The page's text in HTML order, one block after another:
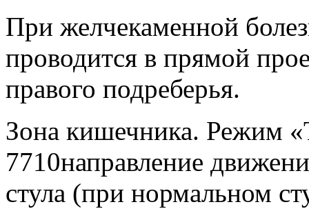
При желчекаменной
проводится в прямой
правого подреберья.
Зона кишечника. Режим
7710направление
стула (при нормальном